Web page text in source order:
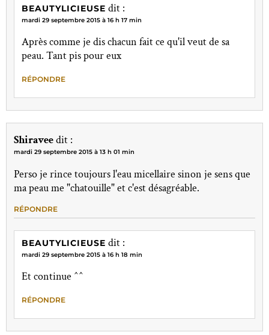
BEAUTYLICIEUSE dit :
mardi 29 septembre 2015 à 16 h 17 min
Après comme je dis chacun fait ce qu'il veut de sa
peau. Tant pis pour eux
RÉPONDRE
Shiraveedit :
mardi 29 septembre 2015 à 13 h 01 min
Perso je rince toujours l'eau micellaire sinon je sens que
ma peau me "chatouille" et c'est désagréable.
RÉPONDRE
BEAUTYLICIEUSE dit :
mardi 29 septembre 2015 à 16 h 18 min
Et continue ^^
RÉPONDRE